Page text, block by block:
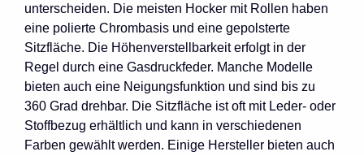
unterscheiden. Die meisten Hocker mit Rollen haben
eine polierte Chrombasis und eine gepolsterte
Sitzfläche. Die Höhenverstellbarkeit erfolgt in der
Regel durch eine Gasdruckfeder. Manche Modelle
bieten auch eine Neigungsfunktion und sind bis zu
360 Grad drehbar. Die Sitzfläche ist oft mit Leder- oder
Stoffbezug erhältlich und kann in verschiedenen
Farben gewählt werden. Einige Hersteller bieten auch